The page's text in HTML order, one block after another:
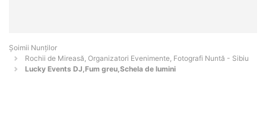
Șoimii Nunților
Rochii de Mireasă, Organizatori Evenimente, Fotografi Nuntă - Sibiu
Lucky Events DJ,Fum greu,Schela de lumini